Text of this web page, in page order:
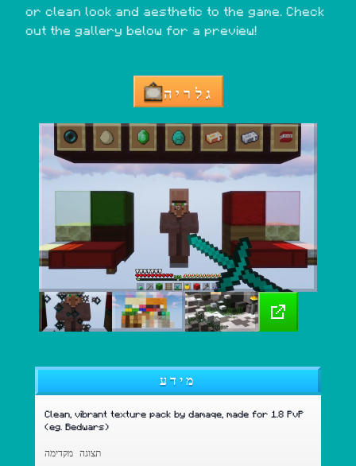
or clean look and aesthetic to the game. Check
out the gallery below for a preview!
גלריה
מידע
Clean, vibrant texture pack by damaqe, made for 1.8 PvP
(eg. Bedwars)
תצוגה מקדימה